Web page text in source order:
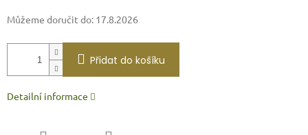
Můžeme doručit do: 17.8.2026
Přidat do košíku
Detailní informace